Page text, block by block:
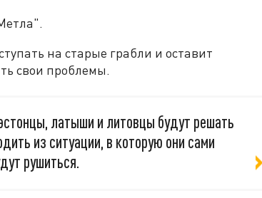
на старые грабли и оставит
свои проблемы.
латыши и литовцы будут решать
из ситуации, в которую они сами
рушиться.